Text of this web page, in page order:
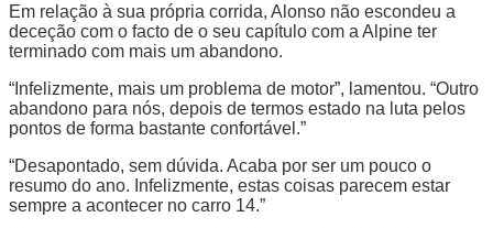
Em relação à sua própria corrida, Alonso não escondeu a
deceção com o facto de o seu capítulo com a Alpine ter
terminado com mais um abandono.
“Infelizmente, mais um problema de motor”, lamentou. “Outro
abandono para nós, depois de termos estado na luta pelos
pontos de forma bastante confortável.”
“Desapontado, sem dúvida. Acaba por ser um pouco o
resumo do ano. Infelizmente, estas coisas parecem estar
sempre a acontecer no carro 14.”